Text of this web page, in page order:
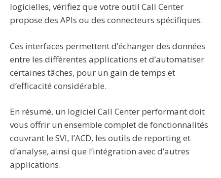
logicielles, vérifiez que votre outil Call Center
propose des APIs ou des connecteurs spécifiques.
Ces interfaces permettent d’échanger des données
entre les différentes applications et d’automatiser
certaines tâches, pour un gain de temps et
d’efficacité considérable.
En résumé, un logiciel Call Center performant doit
vous offrir un ensemble complet de fonctionnalités
couvrant le SVI, l’ACD, les outils de reporting et
d’analyse, ainsi que l’intégration avec d’autres
applications.